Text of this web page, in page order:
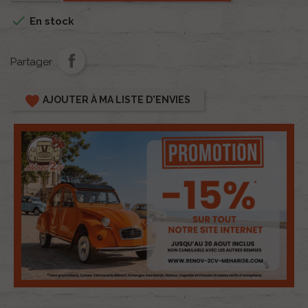
 En stock
Partager
favorite AJOUTER À MA LISTE D'ENVIES